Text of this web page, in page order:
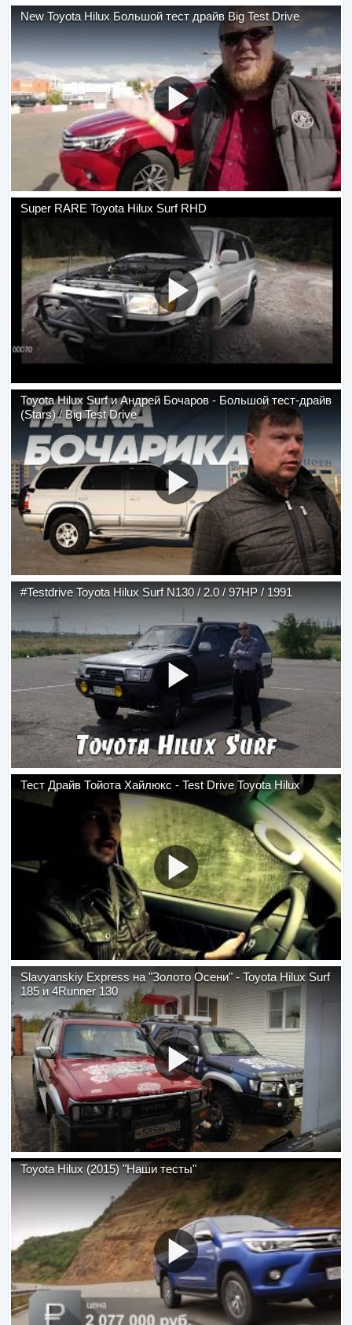
New Toyota Hilux Большой тест драйв Big Test Drive
Super RARE Toyota Hilux Surf RHD
Toyota Hilux Surf и Андрей Бочаров - Большой тест-драйв
(Stars) / Big Test Drive
#Testdrive Toyota Hilux Surf N130 / 2.0 / 97HP / 1991
Тест Драйв Тойота Хайлюкс - Test Drive Toyota Hilux
Slavyanskiy Express на "Золото Осени" - Toyota Hilux Surf
185 и 4Runner 130
Toyota Hilux (2015) "Наши тесты"